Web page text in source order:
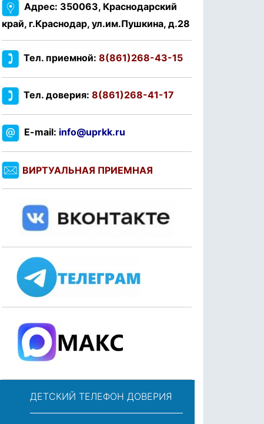
Адрес: 350063, Краснодарский
край, г.Краснодар, ул.им.Пушкина, д.28
Тел. приемной: 8(861)268-43-15
Тел. доверия: 8(861)268-41-17
E-mail: info@uprkk.ru
ВИРТУАЛЬНАЯ ПРИЕМНАЯ
ДЕТСКИЙ ТЕЛЕФОН ДОВЕРИЯ